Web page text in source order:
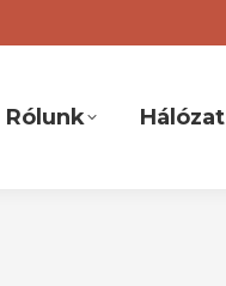
Rólunk Hálózat